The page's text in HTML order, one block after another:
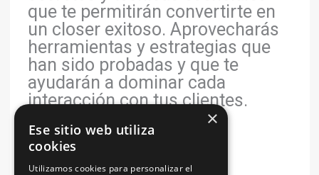
que te permitirán convertirte en
un closer exitoso. Aprovecharás
herramientas y estrategias que
han sido probadas y que te
ayudarán a dominar cada
interacción con tus clientes.
Leer más »
×
Ese sitio web utiliza
cookies
Utilizamos cookies para personalizar el